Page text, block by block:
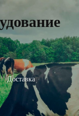
Доставка